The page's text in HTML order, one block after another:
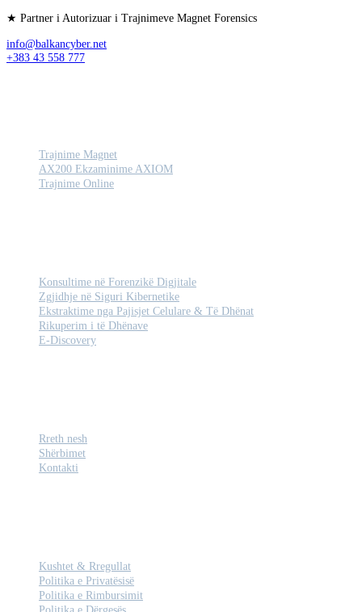
★ Partner i Autorizuar i Trajnimeve Magnet Forensics
info@balkancyber.net
+383 43 558 777
Trajnime Magnet
AX200 Ekzaminime AXIOM
Trajnime Online
Konsultime në Forenzikë Digjitale
Zgjidhje në Siguri Kibernetike
Ekstraktime nga Pajisjet Celulare & Të Dhënat
Rikuperim i të Dhënave
E-Discovery
Rreth nesh
Shërbimet
Kontakti
Kushtet & Rregullat
Politika e Privatësisë
Politika e Rimbursimit